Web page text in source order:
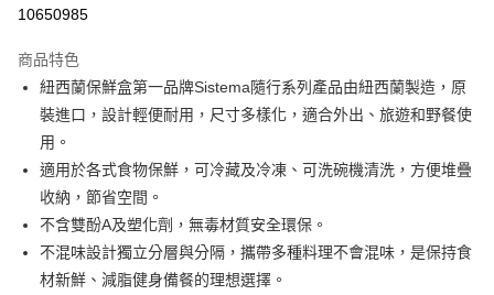
上海商業儲蓄銀行
臺灣中小企業銀行
匯豐（台灣）商業銀行
華泰商業銀行
聯邦商業銀行
遠東國際商業銀行
元大商業銀行
玉山商業銀行
星展（台灣）商業銀行
台灣樂天信用卡公司
合作金庫商業銀行
上海商業儲蓄銀行
國泰世華商業銀行
兆豐國際商業銀行
匯豐（台灣）商業銀行
華泰商業銀行
聯邦商業銀行
元大商業銀行
永豐商業銀行
玉山商業銀行
台新國際商業銀行
中國信託商業銀行
即享券
LINE Pay
Apple Pay
街口支付
Google Pay
大哥付你分期
相關說明
【大哥付你分期使用說明】
1.本服務由台灣大哥大提供，台灣大哥大用戶可立即使用無須另外申請。
ATM付款
10650985
商品特色
紐西蘭保鮮盒第一品牌Sistema隨行系列產品由紐西蘭製造，原
裝進口，設計輕便耐用，尺寸多樣化，適合外出、旅遊和野餐使
用。
適用於各式食物保鮮，可冷藏及冷凍、可洗碗機清洗，方便堆疊
收納，節省空間。
不含雙酚A及塑化劑，無毒材質安全環保。
不混味設計獨立分層與分隔，攜帶多種料理不會混味，是保持食
材新鮮、減脂健身備餐的理想選擇。